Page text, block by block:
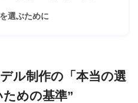
選ぶために
ル制作の「本当の選
めの基準”